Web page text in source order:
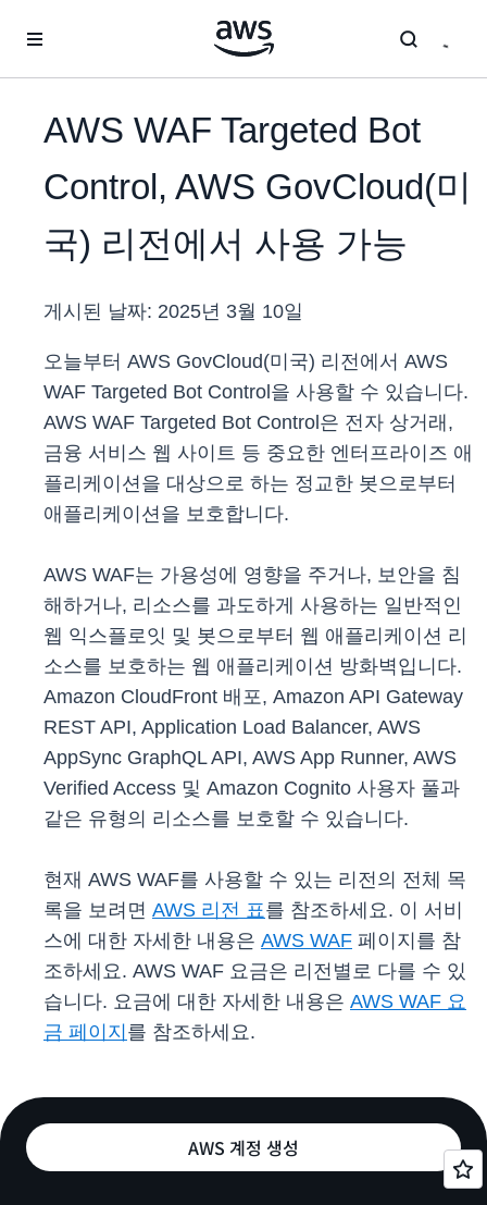
AWS WAF Targeted Bot
Control, AWS GovCloud(미
국) 리전에서 사용 가능
게시된 날짜: 2025년 3월 10일
오늘부터 AWS GovCloud(미국) 리전에서 AWS
WAF Targeted Bot Control을 사용할 수 있습니다.
AWS WAF Targeted Bot Control은 전자 상거래,
금융 서비스 웹 사이트 등 중요한 엔터프라이즈 애
플리케이션을 대상으로 하는 정교한 봇으로부터
애플리케이션을 보호합니다.
AWS WAF는 가용성에 영향을 주거나, 보안을 침
해하거나, 리소스를 과도하게 사용하는 일반적인
웹 익스플로잇 및 봇으로부터 웹 애플리케이션 리
소스를 보호하는 웹 애플리케이션 방화벽입니다.
Amazon CloudFront 배포, Amazon API Gateway
REST API, Application Load Balancer, AWS
AppSync GraphQL API, AWS App Runner, AWS
Verified Access 및 Amazon Cognito 사용자 풀과
같은 유형의 리소스를 보호할 수 있습니다.
현재 AWS WAF를 사용할 수 있는 리전의 전체 목
록을 보려면 AWS 리전 표를 참조하세요. 이 서비
스에 대한 자세한 내용은 AWS WAF 페이지를 참
조하세요. AWS WAF 요금은 리전별로 다를 수 있
습니다. 요금에 대한 자세한 내용은 AWS WAF 요
금 페이지 를 참조하세요.
AWS 계정 생성